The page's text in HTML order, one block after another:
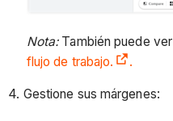
Nota: También puede ver
flujo de trabajo.
.
4. Gestione sus márgenes: